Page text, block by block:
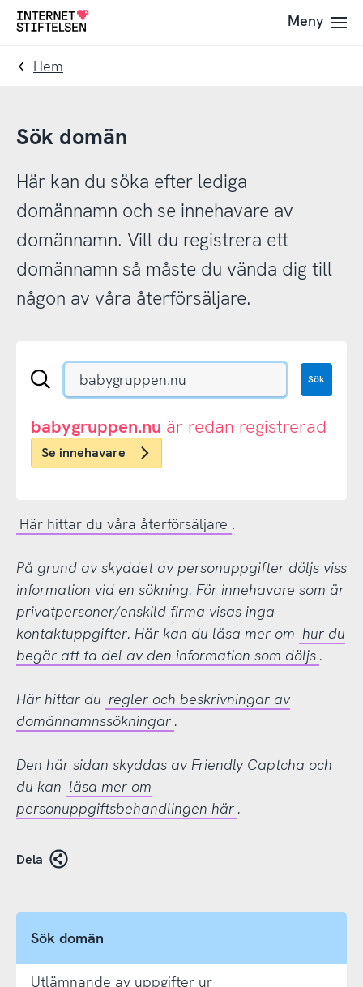
Till
navigering
Till
innehåll
Till
Meny
Hem
Sök domän
Här kan du söka efter lediga
domännamn och se innehavare av
domännamn. Vill du registrera ett
domännamn så måste du vända dig till
någon av våra återförsäljare.
Sök
eller
.nu-
domän
Sök
babygruppen.nu är redan registrerad
Se innehavare
Här hittar du våra återförsäljare .
På grund av skyddet av personuppgifter döljs viss
information vid en sökning. För innehavare som är
privatpersoner/enskild firma visas inga
kontaktuppgifter. Här kan du läsa mer om hur du
begär att ta del av den information som döljs .
Här hittar du regler och beskrivningar av
domännamnssökningar .
Den här sidan skyddas av Friendly Captcha och
du kan läsa mer om
personuppgiftsbehandlingen här .
Dela
Sök domän
Utlämnande av uppgifter ur